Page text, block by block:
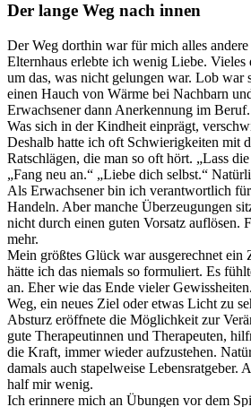
Der lange Weg nach innen
Der Weg dorthin war für mich alles
Elternhaus erlebte ich wenig Liebe. Vieles
um das, was nicht gelungen war. Lob war
einen Hauch von Wärme bei Nachbarn
Erwachsener dann Anerkennung im Beruf.
Was sich in der Kindheit einprägt,
Deshalb hatte ich oft Schwierigkeiten mit
Ratschlägen, die man so oft hört. „Lass
„Fang neu an.“ „Liebe dich selbst.“
Als Erwachsener bin ich verantwortlich
Handeln. Aber manche Überzeugungen
nicht durch einen guten Vorsatz auflösen.
mehr.
Mein größtes Glück war ausgerechnet ein
hätte ich das niemals so formuliert. Es
an. Eher wie das Ende vieler
Weg, ein neues Ziel oder etwas Licht zu
Absturz eröffnete die Möglichkeit zur
gute Therapeutinnen und Therapeuten,
die Kraft, immer wieder aufzustehen.
damals auch stapelweise Lebensratgeber.
half mir wenig.
Ich erinnere mich an Übungen vor dem